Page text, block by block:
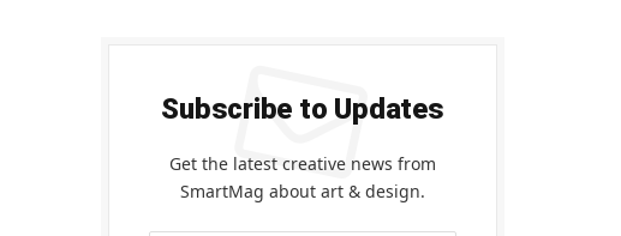
Subscribe to Updates
Get the latest creative news from
SmartMag about art & design.